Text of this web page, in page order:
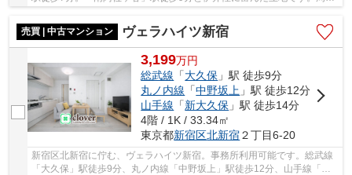
売買 | 中古マンション
ヴェラハイツ新宿
3,199万円
総武線 「大久保 」駅 徒歩9分
丸ノ内線 「中野坂上 」駅 徒歩12分
山手線 「新大久保 」駅 徒歩14分
4階 / 1K / 33.34㎡
東京都新宿区北新宿２丁目6-20
新宿区北新宿に佇む、ヴェラハイツ新宿。事務所利用可能です。総武線
「大久保」駅徒歩9分、丸ノ内線「中野坂上」駅徒歩12分、山手線「新